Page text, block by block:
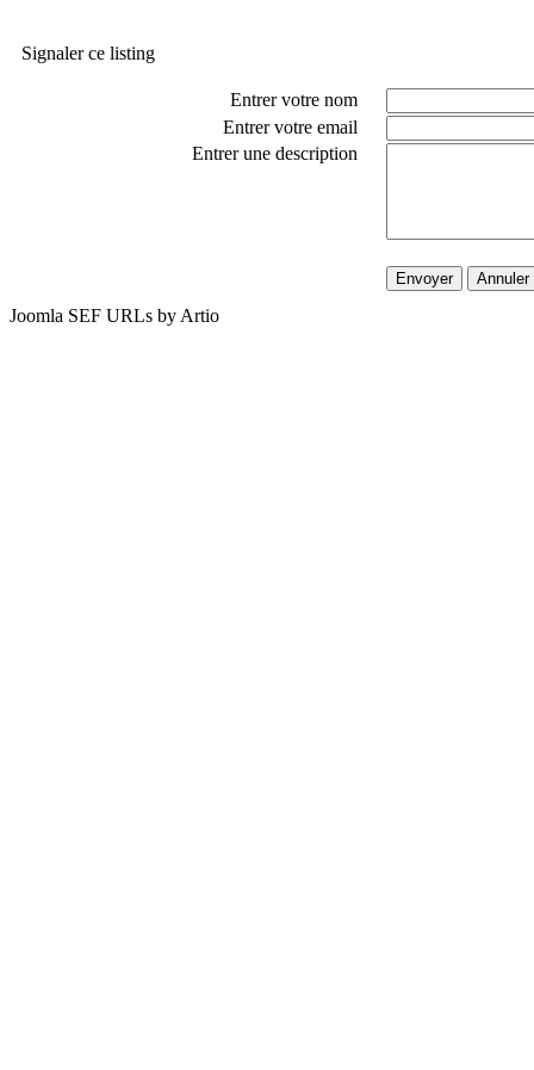
Signaler ce listing
Entrer votre nom
Entrer votre email
Entrer une description
Envoyer Annuler
Joomla SEF URLs by Artio